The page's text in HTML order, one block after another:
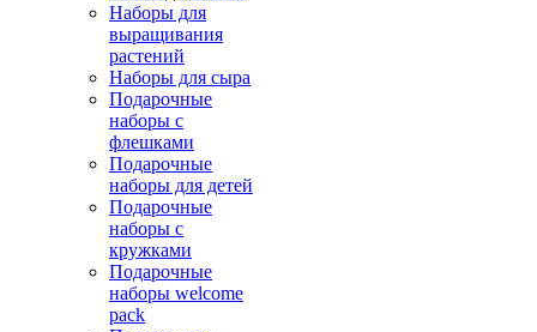
Наборы для
выращивания
растений
Наборы для сыра
Подарочные
наборы с
флешками
Подарочные
наборы для детей
Подарочные
наборы с
кружками
Подарочные
наборы welcome
pack